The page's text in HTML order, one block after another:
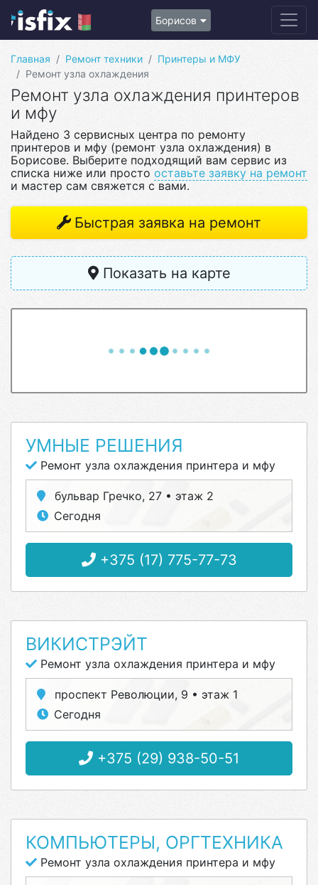
Борисов
Главная Ремонт техники
Принтеры и МФУ
Ремонт узла охлаждения
Ремонт узла охлаждения принтеров
и мфу
Найдено 3 сервисных центра по ремонту
принтеров и мфу (ремонт узла охлаждения) в
Борисове. Выберите подходящий вам сервис из
списка ниже или просто оставьте заявку на ремонт
и мастер сам свяжется с вами.
Быстрая заявка на ремонт
Показать на карте
УМНЫЕ РЕШЕНИЯ
Ремонт узла охлаждения принтера и мфу
бульвар Гречко, 27 • этаж 2
Сегодня
+375 (17) 775-77-73
ВИКИСТРЭЙТ
Ремонт узла охлаждения принтера и мфу
проспект Революции, 9 • этаж 1
Сегодня
+375 (29) 938-50-51
КОМПЬЮТЕРЫ, ОРГТЕХНИКА
Ремонт узла охлаждения принтера и мфу